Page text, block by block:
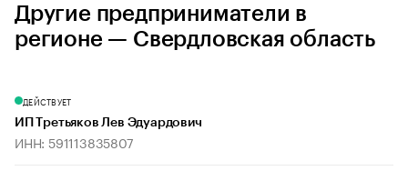
Другие предприниматели в
регионе — Свердловская область
ДЕЙСТВУЕТ
ИП Третьяков Лев Эдуардович
ИНН: 591113835807